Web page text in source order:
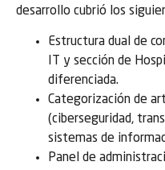
desarrollo cubrió los
Estructura dual de
IT y sección de
diferenciada.
Categorización de
(ciberseguridad,
sistemas de
Panel de